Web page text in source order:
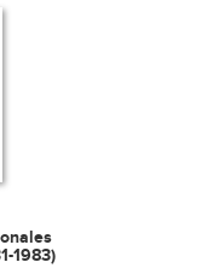
1983)